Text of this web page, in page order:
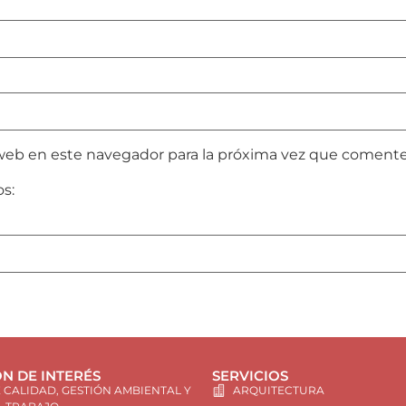
en este navegador para la próxima vez que
DE INTERÉS
GESTIÓN AMBIENTAL Y
SERVICIOS
ARQUITECTURA